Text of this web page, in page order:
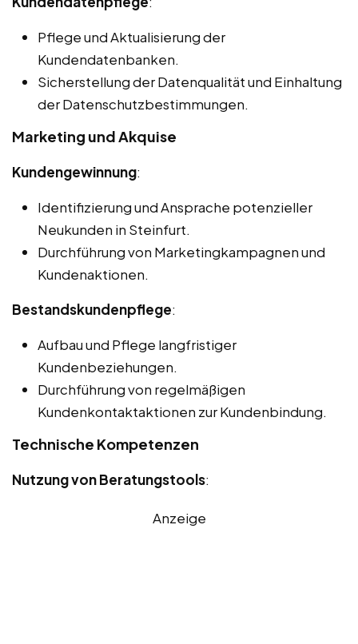
Pflege und Aktualisierung der
Kundendatenbanken.
Sicherstellung der Datenqualität und Einhaltung
der Datenschutzbestimmungen.
Marketing und Akquise
Kundengewinnung:
Identifizierung und Ansprache potenzieller
Neukunden in Steinfurt.
Durchführung von Marketingkampagnen und
Kundenaktionen.
Bestandskundenpflege:
Aufbau und Pflege langfristiger
Kundenbeziehungen.
Durchführung von regelmäßigen
Kundenkontaktaktionen zur Kundenbindung.
Technische Kompetenzen
Nutzung von Beratungstools:
Anzeige